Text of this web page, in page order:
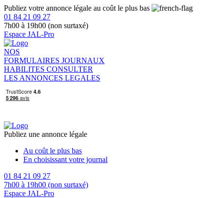
Publiez votre annonce légale au coût le plus bas
01 84 21 09 27
7h00 à 19h00 (non surtaxé)
Espace JAL-Pro
NOS
FORMULAIRES JOURNAUX
HABILITES CONSULTER
LES ANNONCES LEGALES
Publiez une annonce légale
Au coût le plus bas
En choisissant votre journal
01 84 21 09 27
7h00 à 19h00 (non surtaxé)
Espace JAL-Pro